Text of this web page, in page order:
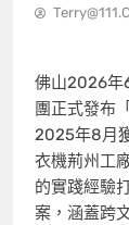
佛山2026年
團正式發布
2025年8月
衣機荊州工
的實踐經驗
案，涵蓋跨